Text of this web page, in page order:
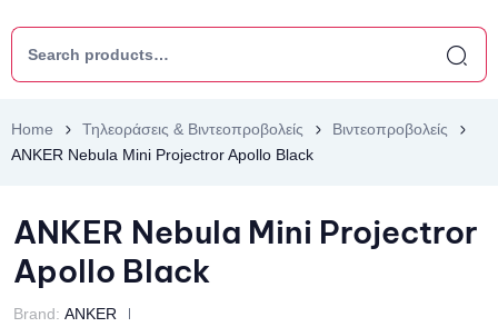
Home Τηλεοράσεις & Βιντεοπροβολείς
Βιντεοπροβολείς
ANKER Nebula Mini Projectror Apollo Black
ANKER Nebula Mini Projectror
Apollo Black
Brand: ANKER